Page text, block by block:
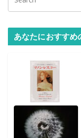
あなたにおすすめ